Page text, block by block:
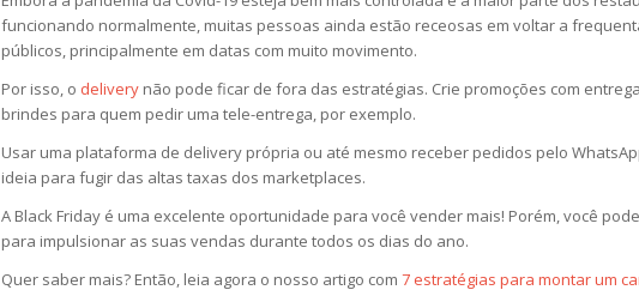
funcionando normalmente, muitas pessoas ainda estão receosas em voltar a
públicos, principalmente em datas com muito movimento.
Por isso, o deliverynão pode ficar de fora das estratégias. Crie promoções com
brindes para quem pedir uma tele-entrega, por exemplo.
Usar uma plataforma de delivery própria ou até mesmo receber pedidos pelo
ideia para fugir das altas taxas dos marketplaces.
A Black Friday é uma excelente oportunidade para você vender mais! Porém, você
para impulsionar as suas vendas durante todos os dias do ano.
Quer saber mais? Então, leia agora o nosso artigo com 7 estratégias para montar um